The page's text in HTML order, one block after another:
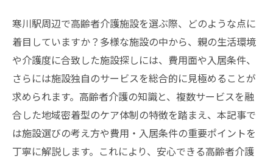
寒川駅周辺で高齢者介護施設を選ぶ際、どのような点に
着目していますか？多様な施設の中から、親の生活環境
や介護度に合致した施設探しには、費用面や入居条件、
さらには施設独自のサービスを総合的に見極めることが
求められます。高齢者介護の知識と、複数サービスを融
合した地域密着型のケア体制の特徴を踏まえ、本記事で
は施設選びの考え方や費用・入居条件の重要ポイントを
丁寧に解説します。これにより、安心できる高齢者介護